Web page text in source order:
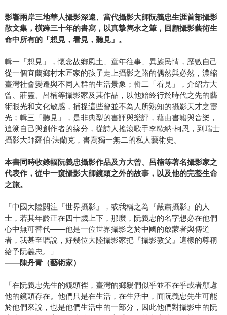
影響兩岸三地華人攝影深遠、當代攝影大師阮義忠生涯首部攝影
散文集，橫跨三十年的書寫，以真摯雋永之筆，回顧攝影藝術生
命中所有的「想見，看見，聽見」。
輯一「想見」，懷念故鄉風土、童年往事、異族民情，歷數自己
從一個宜蘭鄉村木匠家的孩子走上攝影之路的偶然與必然，濃縮
臺灣社會變遷與不同人群的生活景象；輯二「看見」，介紹方大
曾、莊靈、呂楠等攝影家及其作品，以他始終行於時代之先的藝
術眼光和文化敏感，捕捉這些曾並不為人所熟知的攝影天才之靈
光；輯三「聽見」，是非典型的書評與樂評，藉由書籍與音樂，
追溯自己與創作者的緣分，從詩人搖滾歌手李歐納·柯恩，到瑞士
攝影大師羅伯‧法蘭克，書寫獨一無二的私人藝術史。
本書同時收錄幅阮義忠攝影作品及方大曾、呂楠等著名攝影家之
代表作，從中一窺攝影大師鏡頭之外的故事，以及他的完整生命
之旅。
「中國大陸關注『世界攝影』，或我稱之為『嚴肅攝影』的人
士，若其年齡正在四十歲上下，那麼，阮義忠的名字想必在他們
心中無可替代——他是一位世界攝影之於中國的啟蒙者與傳道
者，我甚至聽說，好幾位大陸攝影家把『攝影教父』這樣的尊稱
給予阮義忠。」
——陳丹青（藝術家）
「在阮義忠先生的鏡頭裡，臺灣的鄉親們似乎並不在乎或者顧慮
他的鏡頭存在。他們只是在生活，在生活中，而阮義忠先生可能
於他們來說，也是他們生活中的一部分，因此他們對攝影中的阮